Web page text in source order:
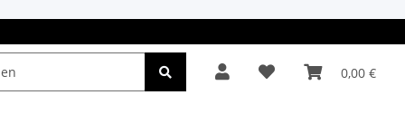
0,00 €
& Leuchten Autopflege Oldtimerteile